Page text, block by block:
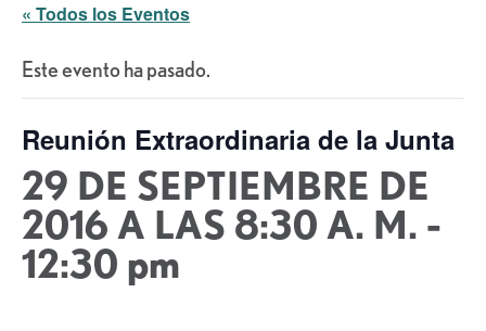
« Todos los Eventos
Este evento ha pasado.
Reunión Extraordinaria de la Junta
29 DE SEPTIEMBRE DE
2016 A LAS 8:30 A. M. -
12:30 pm